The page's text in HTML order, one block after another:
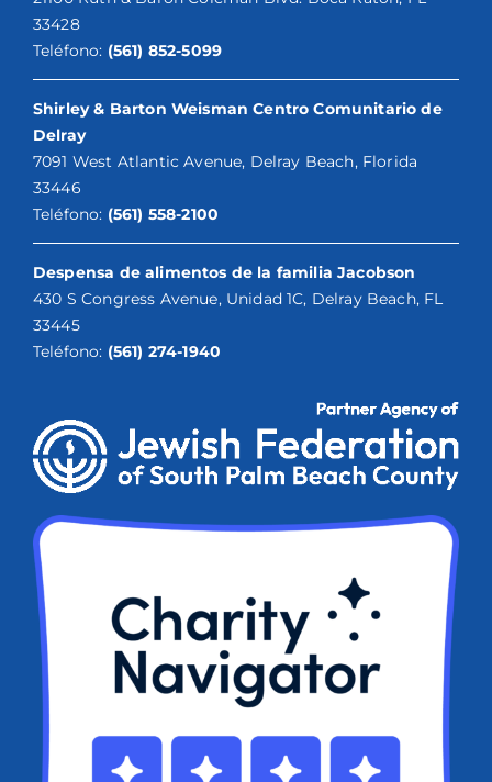
33428
Teléfono: (561) 852-5099
Shirley & Barton Weisman Centro Comunitario de
Delray
7091 West Atlantic Avenue, Delray Beach, Florida
33446
Teléfono: (561) 558-2100
Despensa de alimentos de la familia Jacobson
430 S Congress Avenue, Unidad 1C, Delray Beach, FL
33445
Teléfono: (561) 274-1940